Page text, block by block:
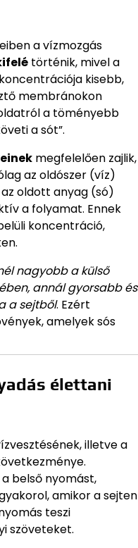
a vízmozgás
történik, mivel a
kisebb,
membránokon
a töményebb
a sót”.
megfelelően zajlik,
az oldószer (víz)
oldott anyag (só)
a folyamat. Ennek
koncentráció,
nagyobb a külső
annál gyorsabb és
a sejtből. Ezért
amelyek sós
élettani
illetve a
belső nyomást,
amikor a sejten
teszi
szöveteket.